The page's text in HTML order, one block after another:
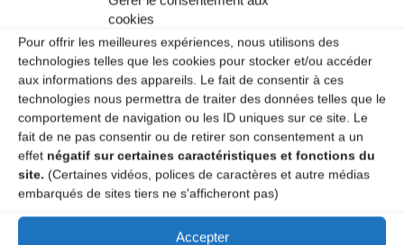
cookies
Pour offrir les meilleures expériences, nous utilisons des
technologies telles que les cookies pour stocker et/ou accéder
aux informations des appareils. Le fait de consentir à ces
technologies nous permettra de traiter des données telles que le
comportement de navigation ou les ID uniques sur ce site. Le
fait de ne pas consentir ou de retirer son consentement a un
effet négatif sur certaines caractéristiques et fonctions du
site. (Certaines vidéos, polices de caractères et autre médias
embarqués de sites tiers ne s'afficheront pas)
Accepter
A DECOUVRIR :